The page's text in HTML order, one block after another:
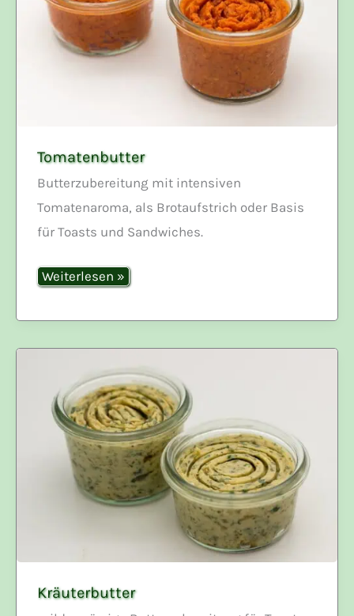
Tomatenbutter
Butterzubereitung mit intensiven
Tomatenaroma, als Brotaufstrich oder Basis
für Toasts und Sandwiches.
Tomatenbutter
Weiterlesen »
Kräuterbutter